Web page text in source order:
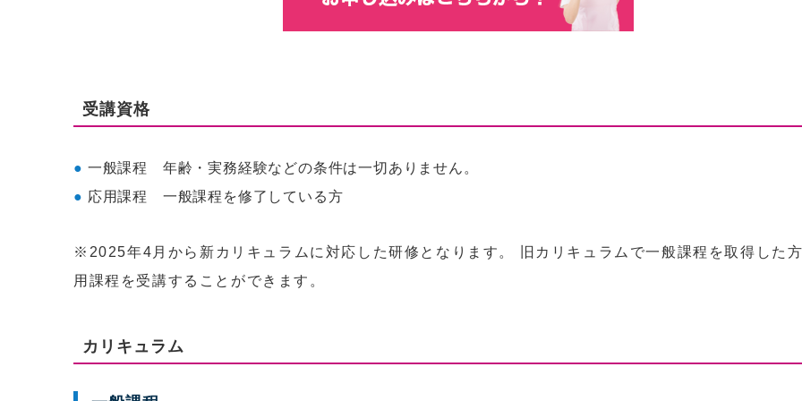
受講資格
一般課程 年齢・実務経験などの条件は一切ありません。
応用課程 一般課程を修了している方
※2025年4月から新カリキュラムに対応した研修となります。 旧カリキュラムで一般課程を取得した
用課程を受講することができます。
カリキュラム